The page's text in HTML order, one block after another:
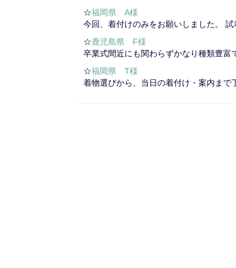
☆福岡県 A様
今回、着付けのみをお願いしました。 試
☆鹿児島県 F様
卒業式間近にも関わらずかなり種類豊富
☆福岡県 T様
着物選びから、当日の着付け・案内まで